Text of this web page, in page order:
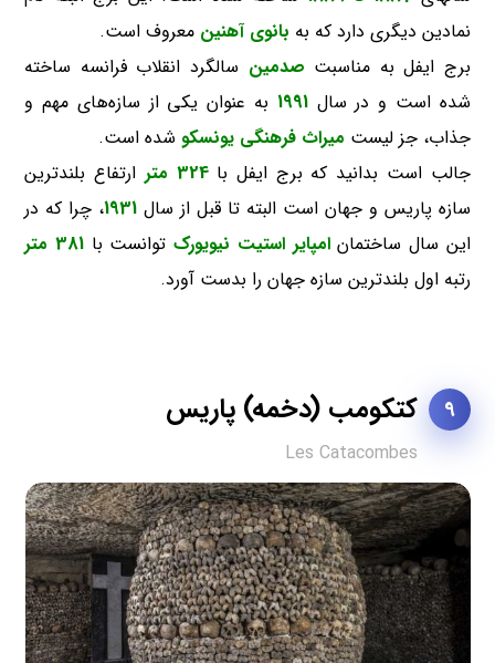
نمادین دیگری دارد که به بانوی آهنین معروف است.
برج ایفل به مناسبت صدمین سالگرد انقلاب فرانسه ساخته
شده است و در سال1991 به عنوان یکی از سازه‌های مهم و
جذاب، جز لیست میراث فرهنگی یونسکو شده است.
جالب است بدانید که برج ایفل با324 متر
ارتفاع بلندترین
سازه پاریس و جهان است البته تا قبل از سال 1931، چرا که در
این سال ساختمانامپایر استیت نیویورکتوانست با 381 متر
رتبه اول بلندترین سازه جهان را بدست آورد.
9 کتکومب (دخمه) پاریس
Les Catacombes